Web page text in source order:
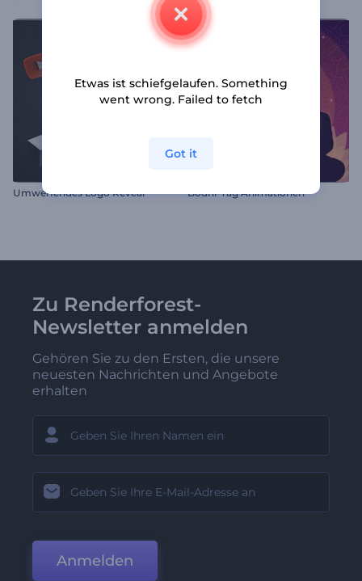
Umwerfendes Logo Reveal Bodhi-Tag Animationen
Zu Renderforest-
Newsletter anmelden
Gehören Sie zu den Ersten, die unsere
neuesten Nachrichten und Angebote
erhalten
Anmelden
Etwas ist schiefgelaufen. Something
went wrong. Failed to fetch
Got it